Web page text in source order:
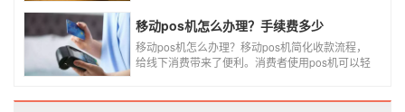
和大家说说为什么同一款产品会有好几个价格，究
竟是什么原因呢？
移动pos机怎么办理？手续费多少
移动pos机怎么办理？移动pos机简化收款流程，
给线下消费带来了便利。消费者使用pos机可以轻